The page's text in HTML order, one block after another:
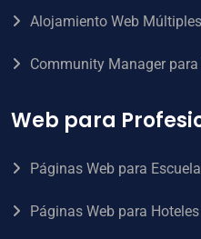
Alojamiento Web
Community Manager
Web para
Páginas Web para
Páginas Web para Hoteles